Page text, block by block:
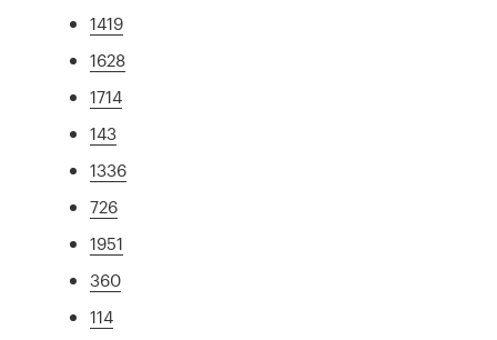
1419
1628
1714
143
1336
726
1951
360
114